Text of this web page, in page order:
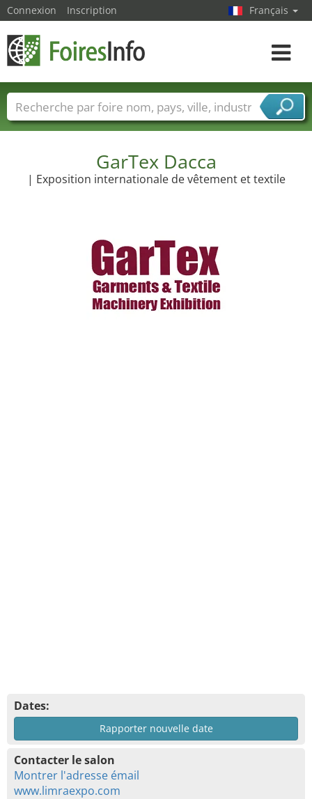
GarTex Dacca
| Exposition internationale de vêtement et textile
Dates:
Rapporter nouvelle date
Contacter le salon
Montrer l'adresse émail
www.limraexpo.com
Connexion Inscription Français
Toggle
Foire noms Pays Villes
Secteurs de foire